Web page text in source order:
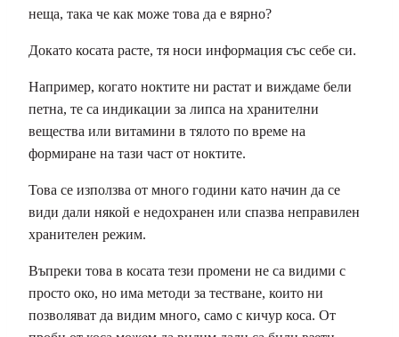
неща, така че как може това да е вярно?
Докато косата расте, тя носи информация със себе си.
Например, когато ноктите ни растат и виждаме бели
петна, те са индикации за липса на хранителни
вещества или витамини в тялото по време на
формиране на тази част от ноктите.
Това се използва от много години като начин да се
види дали някой е недохранен или спазва неправилен
хранителен режим.
Въпреки това в косата тези промени не са видими с
просто око, но има методи за тестване, които ни
позволяват да видим много, само с кичур коса. От